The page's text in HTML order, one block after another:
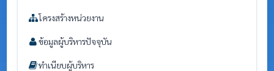
โครงสร้างหน่วยงาน
ข้อมูลผู้บริหารปัจจุบัน
ทำเนียบผู้บริหาร